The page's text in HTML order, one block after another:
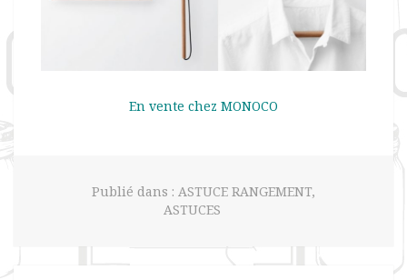
En vente chez MONOCO
Publié dans : ASTUCE RANGEMENT,
ASTUCES